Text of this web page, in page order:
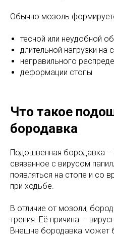
Обычно мозоль
тесной или неудобной
длительной нагрузки на
неправильного
деформации стопы
Что такое
бородавка
Подошвенная бородавка
связанное с вирусом
появляться на стопе и со
при ходьбе.
В отличие от мозоли,
трения. Её причина —
Внешне бородавка может